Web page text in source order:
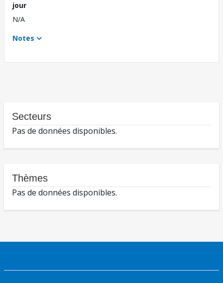
jour
N/A
Notes
Secteurs
Pas de données disponibles.
Thèmes
Pas de données disponibles.